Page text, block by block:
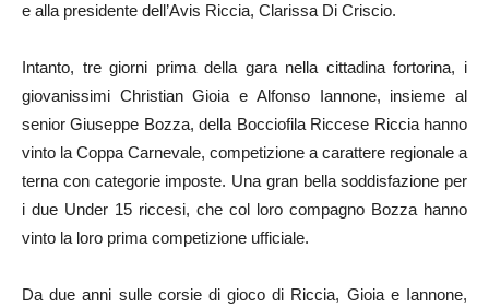
e alla presidente dell’Avis Riccia, Clarissa Di Criscio.
Intanto, tre giorni prima della gara nella cittadina fortorina, i
giovanissimi Christian Gioia e Alfonso Iannone, insieme al
senior Giuseppe Bozza, della Bocciofila Riccese Riccia hanno
vinto la Coppa Carnevale, competizione a carattere regionale a
terna con categorie imposte. Una gran bella soddisfazione per
i due Under 15 riccesi, che col loro compagno Bozza hanno
vinto la loro prima competizione ufficiale.
Da due anni sulle corsie di gioco di Riccia, Gioia e Iannone,